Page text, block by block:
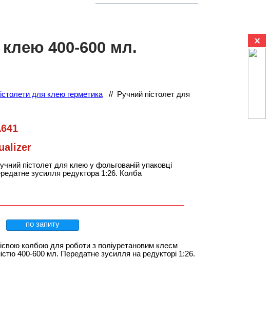
400-600 мл.
для клею герметика //
Ручний пістолет для
пістолет для клею у фольгованій упаковці
зусилля редуктора 1:26. Колба
по запиту
колбою для роботи з поліуретановим клеєм
400-600 мл. Передатне зусилля на редукторі 1:26.